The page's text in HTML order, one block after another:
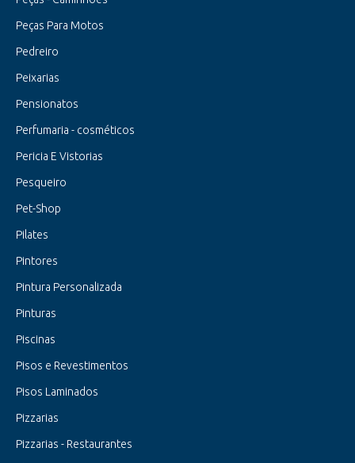
Peças Para Motos
Pedreiro
Peixarias
Pensionatos
Perfumaria - cosméticos
Pericia E Vistorias
Pesqueiro
Pet-Shop
Pilates
Pintores
Pintura Personalizada
Pinturas
Piscinas
Pisos e Revestimentos
Pisos Laminados
Pizzarias
Pizzarias - Restaurantes